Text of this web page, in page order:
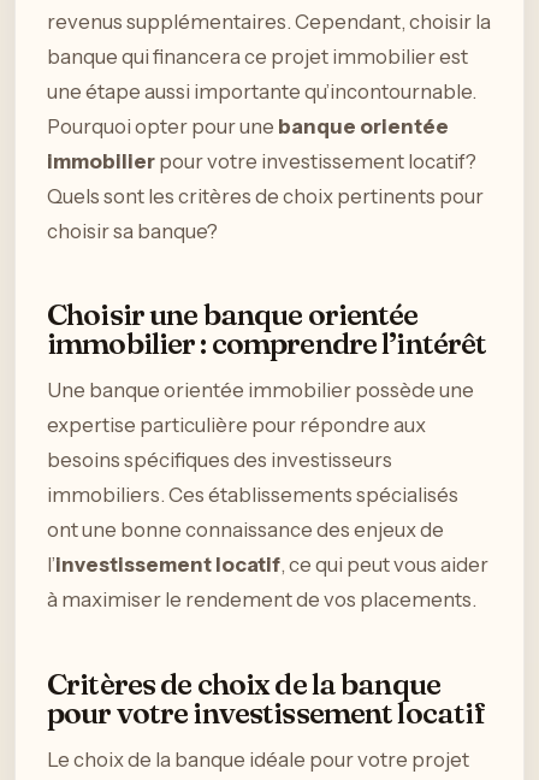
revenus supplémentaires. Cependant, choisir la
banque qui financera ce projet immobilier est
une étape aussi importante qu’incontournable.
Pourquoi opter pour une banque orientée
immobilier pour votre investissement locatif?
Quels sont les critères de choix pertinents pour
choisir sa banque?
Choisir une banque orientée
immobilier : comprendre l’intérêt
Une banque orientée immobilier possède une
expertise particulière pour répondre aux
besoins spécifiques des investisseurs
immobiliers. Ces établissements spécialisés
ont une bonne connaissance des enjeux de
l’investissement locatif, ce qui peut vous aider
à maximiser le rendement de vos placements.
Critères de choix de la banque
pour votre investissement locatif
Le choix de la banque idéale pour votre projet